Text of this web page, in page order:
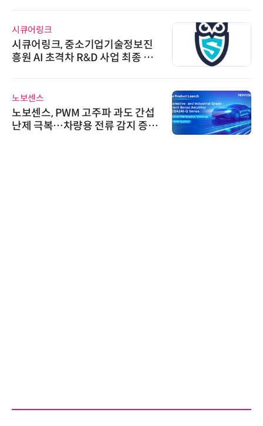
시큐어링크
시큐어링크, 중소기업기술정보진
흥원 AI 초격차 R&D 사업 최종 선
노보센스
노보센스, PWM 고주파 과도 간섭
난제 극복…차량용 전류 감지 증폭